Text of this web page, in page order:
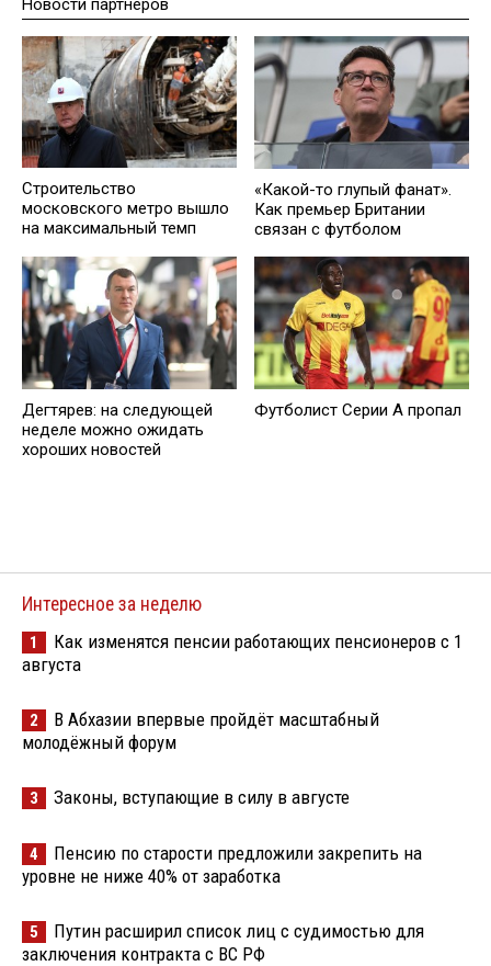
Строительство
московского метро вышло
на максимальный темп
«Какой-то глупый фанат».
Как премьер Британии
связан с футболом
Дегтярев: на следующей
неделе можно ожидать
хороших новостей
Футболист Серии А пропал
Интересное за неделю
1
Как изменятся пенсии работающих пенсионеров с 1
августа
2
В Абхазии впервые пройдёт масштабный
молодёжный форум
3 Законы, вступающие в силу в августе
4
Пенсию по старости предложили закрепить на
уровне не ниже 40% от заработка
5
Путин расширил список лиц с судимостью для
заключения контракта с ВС РФ